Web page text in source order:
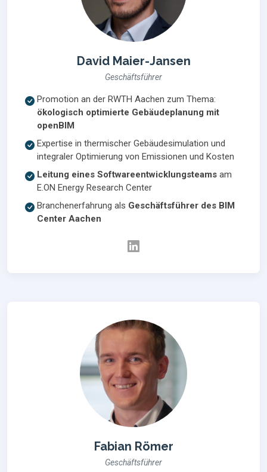
David Maier-Jansen
Geschäftsführer
Promotion an der RWTH Aachen zum Thema:
ökologisch optimierte Gebäudeplanung mit
openBIM
Expertise in thermischer Gebäudesimulation und
integraler Optimierung von Emissionen und Kosten
Leitung eines Softwareentwicklungsteams am
E.ON Energy Research Center
Branchenerfahrung als Geschäftsführer des BIM
Center Aachen
Fabian Römer
Geschäftsführer